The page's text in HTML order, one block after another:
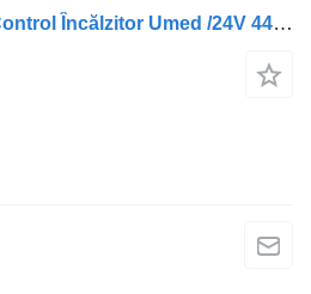
Centralina Unitate de Control Încălzitor Umed /24V 442.410 per camion Webasto SG1563